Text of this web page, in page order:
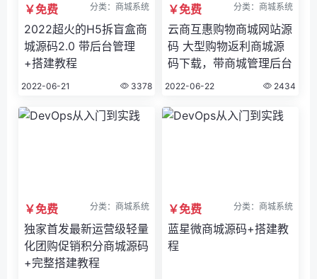
￥免费 分类：商城系统
2022超火的H5拆盲盒商
城源码2.0 带后台管理
+搭建教程
2022-06-21 3378
￥免费 分类：商城系统
云商互惠购物商城网站源
码 大型购物返利商城源
码下载，带商城管理后台
2022-06-22 2434
￥免费 分类：商城系统
独家首发最新运营级轻量
化团购促销积分商城源码
+完整搭建教程
￥免费 分类：商城系统
蓝星微商城源码+搭建教
程